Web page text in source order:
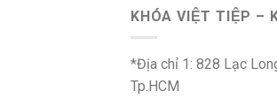
KHÓA VIỆT TIỆP –
*Địa chỉ 1: 828 Lạc
Tp.HCM